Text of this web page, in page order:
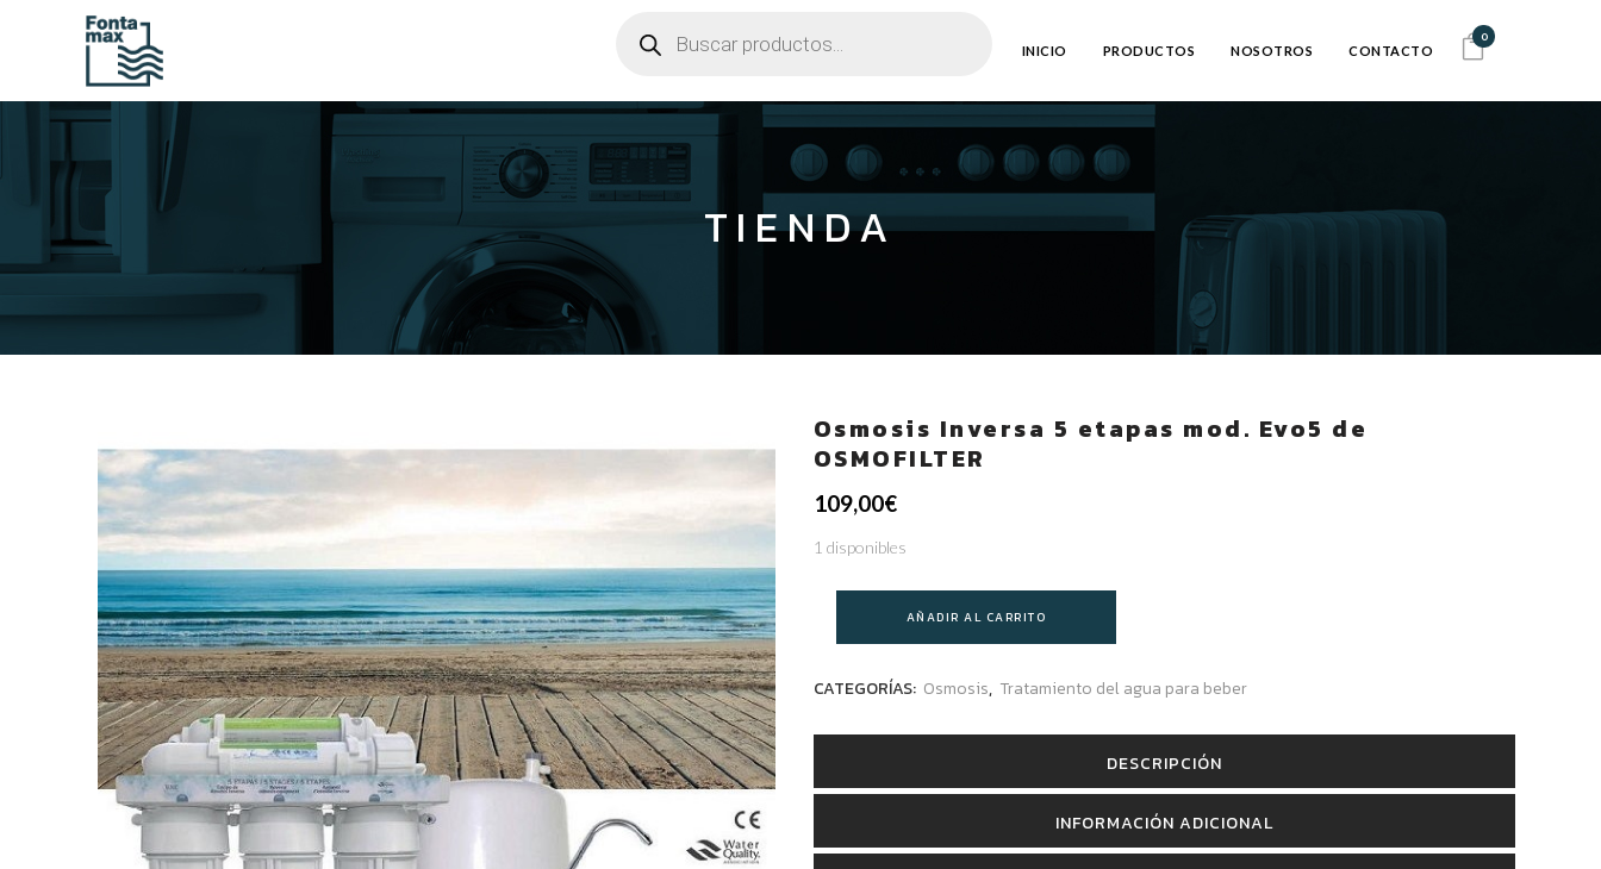
0
productos INICIO PRODUCTOS NOSOTROS CONTACTO
TIENDA
Osmosis Inversa 5 etapas mod. Evo5 de
OSMOFILTER
109,00€
1 disponibles
AÑADIR AL CARRITO
CATEGORÍAS: Osmosis, Tratamiento del agua para beber
DESCRIPCIÓN
INFORMACIÓN ADICIONAL